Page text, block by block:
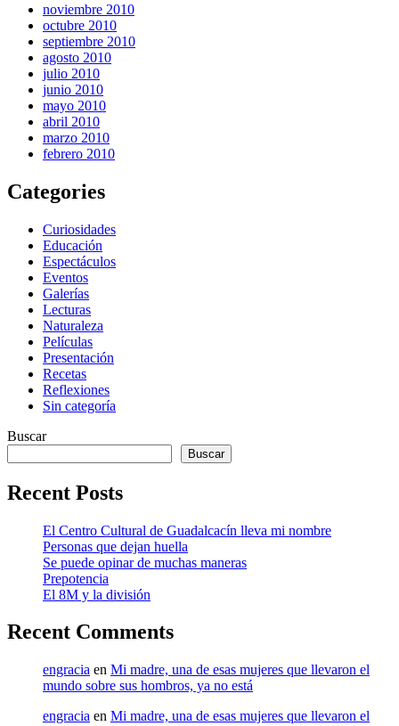
noviembre 2010
octubre 2010
septiembre 2010
agosto 2010
julio 2010
junio 2010
mayo 2010
abril 2010
marzo 2010
febrero 2010
Categories
Curiosidades
Educación
Espectáculos
Eventos
Galerías
Lecturas
Naturaleza
Películas
Presentación
Recetas
Reflexiones
Sin categoría
Buscar
Buscar
Recent Posts
El Centro Cultural de Guadalcacín lleva mi nombre
Personas que dejan huella
Se puede opinar de muchas maneras
Prepotencia
El 8M y la división
Recent Comments
engracia en Mi madre, una de esas mujeres que llevaron el
mundo sobre sus hombros, ya no está
engracia en Mi madre, una de esas mujeres que llevaron el